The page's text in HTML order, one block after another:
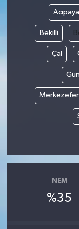
Bekilli
Çal
NEM
%35